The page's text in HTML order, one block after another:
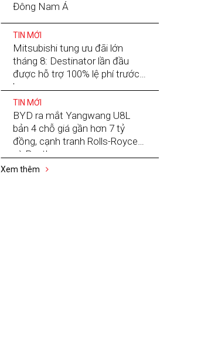
Đông Nam Á
TIN MỚI
Mitsubishi tung ưu đãi lớn
tháng 8: Destinator lần đầu
được hỗ trợ 100% lệ phí trước
bạ
TIN MỚI
BYD ra mắt Yangwang U8L
bản 4 chỗ giá gần hơn 7 tỷ
đồng, cạnh tranh Rolls-Royce
và Bentley
Xem thêm